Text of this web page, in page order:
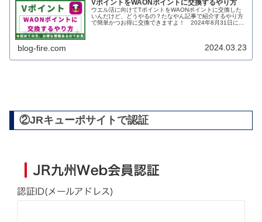
VポイントをWAONポイントに交換するやり方
ウエル活に向けてTポイントをWAONポイントに交換した
いんだけど、どうやるの？たなやん記事で紹介するやり方
で簡単かつお得に交換できますよ！ 2024年8月31日にV
blog-fire.com 2024.03.23
②JRキューポサイトで認証